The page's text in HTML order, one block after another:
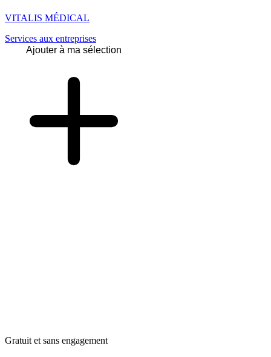
VITALIS MÉDICAL
Services aux entreprises
Ajouter à ma sélection
Gratuit et sans engagement